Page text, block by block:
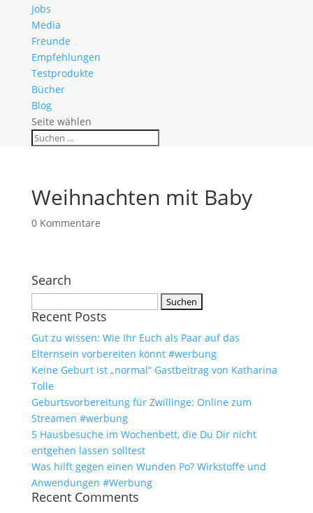
Jobs
Media
Freunde
Empfehlungen
Testprodukte
Bücher
Blog
Seite wählen
Weihnachten mit Baby
0 Kommentare
Search
nach:
Recent Posts
Gut zu wissen: Wie Ihr Euch als Paar auf das
Elternsein vorbereiten könnt #werbung
Keine Geburt ist „normal“ Gastbeitrag von Katharina
Tolle
Geburtsvorbereitung für Zwillinge: Online zum
Streamen #werbung
5 Hausbesuche im Wochenbett, die Du Dir nicht
entgehen lassen solltest
Was hilft gegen einen Wunden Po? Wirkstoffe und
Anwendungen #Werbung
Recent Comments